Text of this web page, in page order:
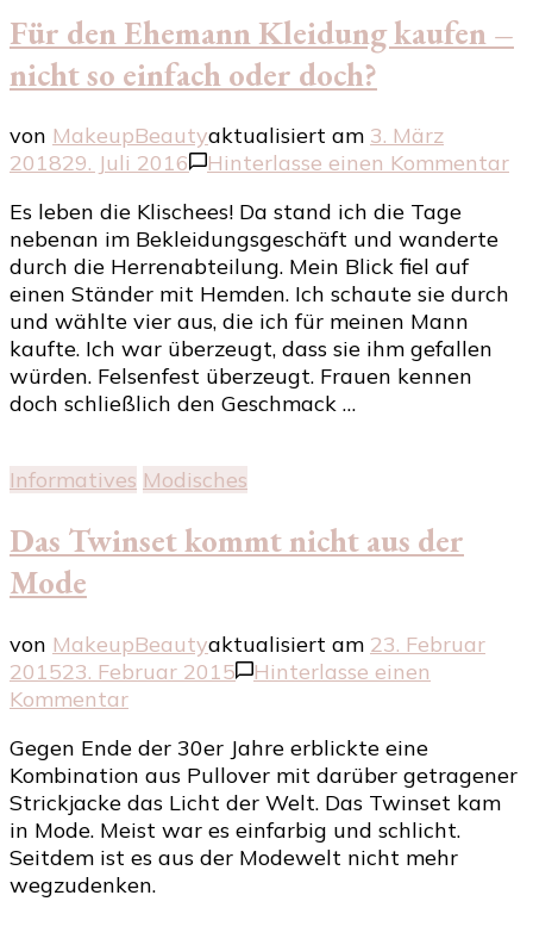
Für den Ehemann Kleidung kaufen –
nicht so einfach oder doch?
von MakeupBeautyaktualisiert am 3. März
201829. Juli 2016 Hinterlasse einen Kommentarzu
Es leben die Klischees! Da stand ich die Tage
nebenan im Bekleidungsgeschäft und wanderte
durch die Herrenabteilung. Mein Blick fiel auf
einen Ständer mit Hemden. Ich schaute sie durch
und wählte vier aus, die ich für meinen Mann
kaufte. Ich war überzeugt, dass sie ihm gefallen
würden. Felsenfest überzeugt. Frauen kennen
doch schließlich den Geschmack …
Informatives Modisches
Das Twinset kommt nicht aus der
Mode
von MakeupBeautyaktualisiert am 23. Februar
201523. Februar 2015
Hinterlasse einen
Kommentarzu
Twinset
kommt
nicht
aus
der
Mode
Gegen Ende der 30er Jahre erblickte eine
Kombination aus Pullover mit darüber getragener
Strickjacke das Licht der Welt. Das Twinset kam
in Mode. Meist war es einfarbig und schlicht.
Seitdem ist es aus der Modewelt nicht mehr
wegzudenken.